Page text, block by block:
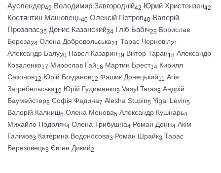
Ауслендер49 Володимир Завгородній42 Юрий Христензен42
Костянтин Машовець40 Олексій Петров40 Валерій
Прозапас35 Денис Казанский34 Гліб Бабіч29 Борислав
Береза24 Олена Добровольська21 Тарас Чорновіл21
Александр Балу20 Павел Казарин19 Віктор Таран18 Александр
Коваленко17 Мирослав Гай16 Мартин Брест14 Кирилл
Сазонов12 Юрій Богданов12 Фашик Донецький11 Агія
Загребельська10 Юрій Гудименко9 Vasyl Taras8 Андрій
Баумейстер8 Софія Федина7 Alesha Stupin5 Yigal Levin5
Валерій Калниш5 Олена Монова5 Александр Кушнарь4
Михайло Подоляк4 Олена Трибушна4 Роман Донік4 Акім
Галімов3 Катерина Водоносова3 Роман Шрайк3 Тарас
Березовець3 Євген Дикий2